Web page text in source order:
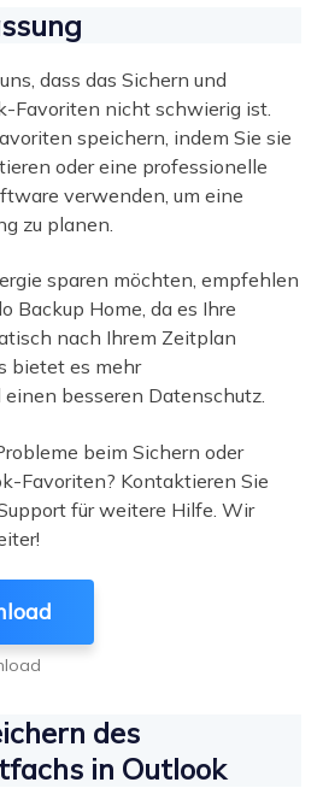
dass das Sichern und
Favoriten nicht schwierig ist.
speichern, indem Sie sie
oder eine professionelle
verwenden, um eine
zu planen.
sparen möchten, empfehlen
Backup Home, da es Ihre
nach Ihrem Zeitplan
bietet es mehr
besseren Datenschutz.
beim Sichern oder
Favoriten? Kontaktieren Sie
für weitere Hilfe. Wir
des
in Outlook